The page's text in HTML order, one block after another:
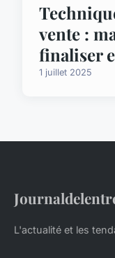
vente :
finaliser
1 juillet 2025
L'actualité et les